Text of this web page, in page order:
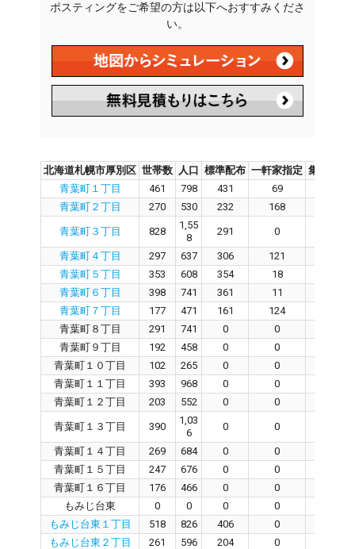
ポスティングをご希望の方は以下へおすすみくださ
い。
北海道札幌市厚別区 世帯数 人口 標準配布 一軒家指定 集合住宅
青葉町１丁目
461 798 431 69
青葉町２丁目
270 530 232 168
青葉町３丁目 828
1,55
8
291 0
青葉町４丁目 297 637 306 121
青葉町５丁目
353 608 354 18
青葉町６丁目
398 741 361 11
青葉町７丁目
177 471 161 124
青葉町８丁目
291 741 0 0
青葉町９丁目
192 458 0 0
青葉町１０丁目
102 265 0 0
青葉町１１丁目
393 968 0 0
青葉町１２丁目
203 552 0 0
青葉町１３丁目 390
1,03
6
0 0
青葉町１４丁目 269 684 0 0
青葉町１５丁目
247 676 0 0
青葉町１６丁目
176 466 0 0
もみじ台東
0 0 0 0
もみじ台東１丁目
518 826 406 0
もみじ台東２丁目
261 596 204 0